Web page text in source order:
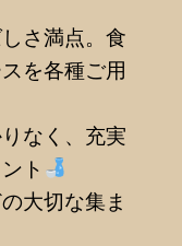
さ満点。食
を各種ご用
なく、充実
ト
大切な集ま